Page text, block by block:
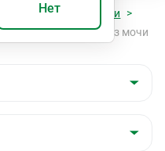
Нет
Исследования мочи
Общий анализ мочи